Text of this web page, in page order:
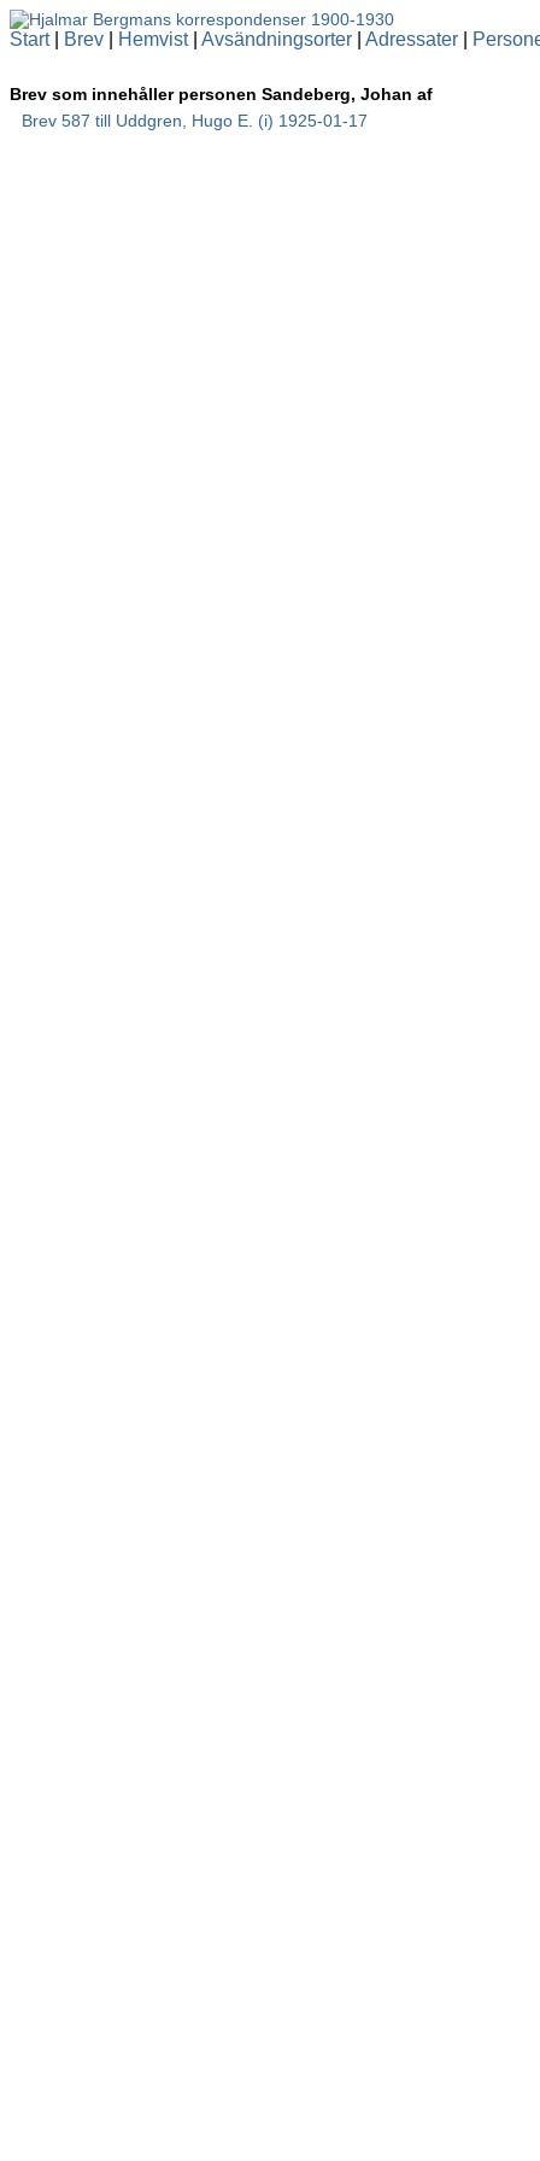
Start| Brev Hemvist| Avsändningsorter Adressater
Brev som innehåller personen Sandeberg, Johan af
Brev 587 till Uddgren, Hugo E. (i) 1925-01-17